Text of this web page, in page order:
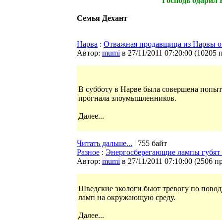
Семья Дехант
Нарва : Отважная продавщица из Нарвы
Автор: mumi в 27/11/2011 07:20:00 (10205
В субботу в Нарве была совершена
прогнала злоумышленников.
Далее...
Читать дальше... | 755 байт
Разное : Энергосберегающие лампы
Автор: mumi в 27/11/2011 07:10:00 (2506
Шведские экологи бьют тревогу по
ламп на окружающую среду.
Далее...